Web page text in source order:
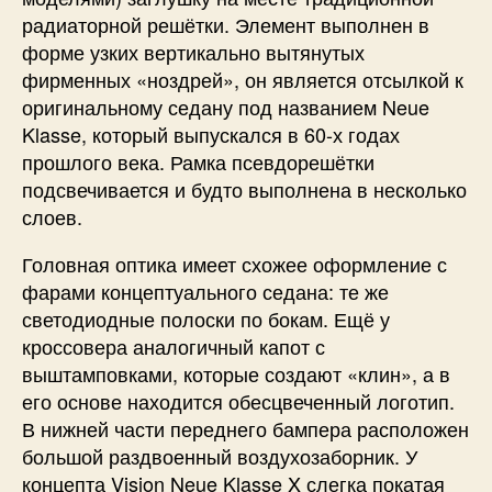
радиаторной решётки. Элемент выполнен в
форме узких вертикально вытянутых
фирменных «ноздрей», он является отсылкой к
оригинальному седану под названием Neue
Klasse, который выпускался в 60-х годах
прошлого века. Рамка псевдорешётки
подсвечивается и будто выполнена в несколько
слоев.
Головная оптика имеет схожее оформление с
фарами концептуального седана: те же
светодиодные полоски по бокам. Ещё у
кроссовера аналогичный капот с
выштамповками, которые создают «клин», а в
его основе находится обесцвеченный логотип.
В нижней части переднего бампера расположен
большой раздвоенный воздухозаборник. У
концепта Vision Neue Klasse X слегка покатая